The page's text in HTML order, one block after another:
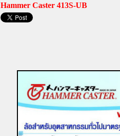
Hammer Caster 413S-UB